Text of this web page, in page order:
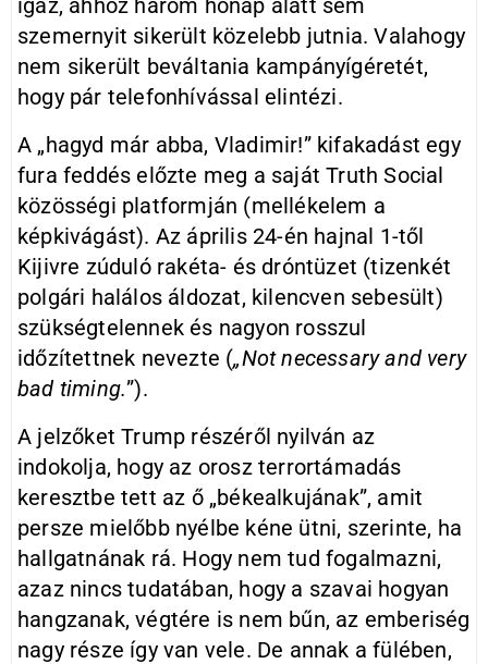
igaz, ahhoz három hónap alatt sem
szemernyit sikerült közelebb jutnia. Valahogy
nem sikerült beváltania kampányígéretét,
hogy pár telefonhívással elintézi.
A „hagyd már abba, Vladimir!” kifakadást egy
fura feddés előzte meg a saját Truth Social
közösségi platformján (mellékelem a
képkivágást). Az április 24-én hajnal 1-től
Kijivre zúduló rakéta- és dróntüzet (tizenkét
polgári halálos áldozat, kilencven sebesült)
szükségtelennek és nagyon rosszul
időzítettnek nevezte („Not necessary and very
bad timing.”).
A jelzőket Trump részéről nyilván az
indokolja, hogy az orosz terrortámadás
keresztbe tett az ő „békealkujának”, amit
persze mielőbb nyélbe kéne ütni, szerinte, ha
hallgatnának rá. Hogy nem tud fogalmazni,
azaz nincs tudatában, hogy a szavai hogyan
hangzanak, végtére is nem bűn, az emberiség
nagy része így van vele. De annak a fülében,